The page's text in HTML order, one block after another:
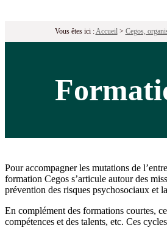
Vous êtes ici :Accueil> Cegos,
Pour accompagner les mutations de
formation Cegos s’articule autour des
prévention des risques psychosociaux et
En complément des formations courtes,
compétences et des talents, etc. Ces